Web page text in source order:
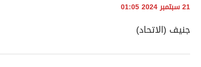
21 سبتمبر 2024 01:05
جنيف (الاتحاد)